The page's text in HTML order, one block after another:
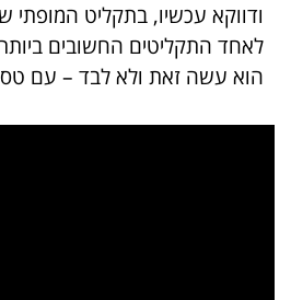
ודווקא עכשיו, בתקליט המופתי
לאחד התקליטים החשובים
הוא עשה זאת ולא לבד – עם